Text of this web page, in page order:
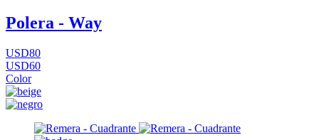
Polera - Way
USD80
USD60
Color